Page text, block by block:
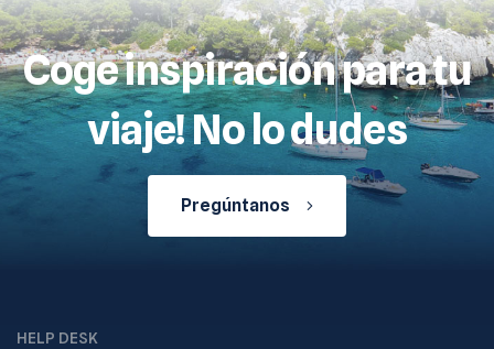
Coge inspiración para tu
viaje! No lo dudes
Pregúntanos
HELP DESK